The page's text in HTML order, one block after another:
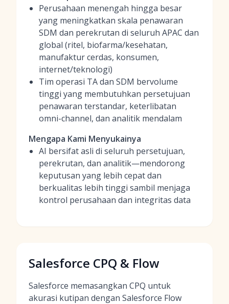
Perusahaan menengah hingga besar
yang meningkatkan skala penawaran
SDM dan perekrutan di seluruh APAC dan
global (ritel, biofarma/kesehatan,
manufaktur cerdas, konsumen,
internet/teknologi)
Tim operasi TA dan SDM bervolume
tinggi yang membutuhkan persetujuan
penawaran terstandar, keterlibatan
omni-channel, dan analitik mendalam
Mengapa Kami Menyukainya
AI bersifat asli di seluruh persetujuan,
perekrutan, dan analitik—mendorong
keputusan yang lebih cepat dan
berkualitas lebih tinggi sambil menjaga
kontrol perusahaan dan integritas data
Salesforce CPQ & Flow
Salesforce memasangkan CPQ untuk
akurasi kutipan dengan Salesforce Flow